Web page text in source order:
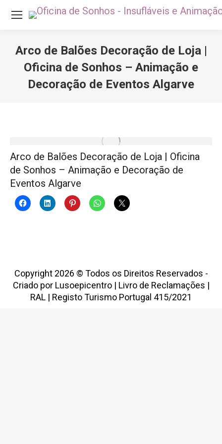
Arco de Balões Decoração de Loja |
Oficina de Sonhos – Animação e
Decoração de Eventos Algarve
Arco de Balões Decoração de Loja | Oficina
de Sonhos – Animação e Decoração de
Eventos Algarve
Copyright 2026 © Todos os Direitos Reservados -
Criado por Lusoepicentro| Livro de Reclamações |
RAL | Registo Turismo Portugal 415/2021